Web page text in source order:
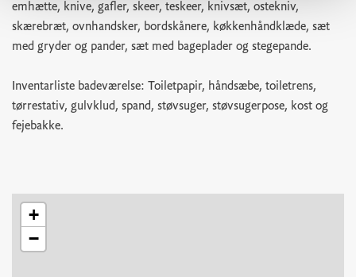
emhætte, knive, gafler, skeer, teskeer, knivsæt, ostekniv,
skærebræt, ovnhandsker, bordskånere, køkkenhåndklæde, sæt
med gryder og pander, sæt med bageplader og stegepande.
Inventarliste badeværelse: Toiletpapir, håndsæbe, toiletrens,
tørrestativ, gulvklud, spand, støvsuger, støvsugerpose, kost og
fejebakke.
+
−